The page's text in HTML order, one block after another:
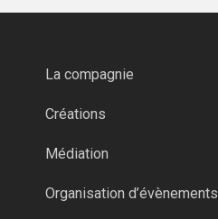
La compagnie
Créations
Médiation
Organisation d’évènements